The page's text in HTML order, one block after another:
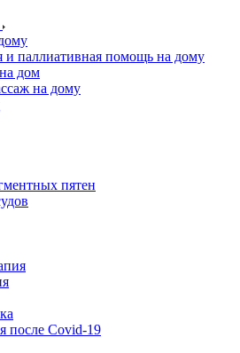
и паллиативная помощь на дому
дом
на дому
пятен
после Covid-19